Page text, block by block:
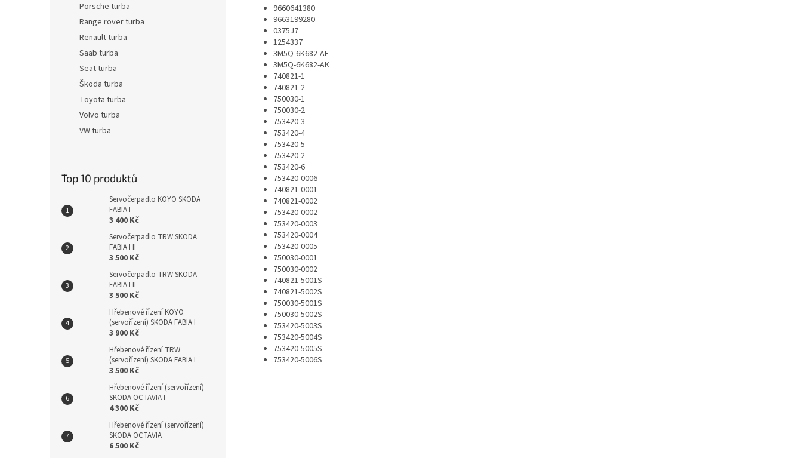
Porsche turba
Range rover turba
Renault turba
Saab turba
Seat turba
Škoda turba
Toyota turba
Volvo turba
VW turba
Top 10 produktů
Servočerpadlo KOYO SKODA
FABIA I
3 400 Kč
Servočerpadlo TRW SKODA
FABIA I II
3 500 Kč
Servočerpadlo TRW SKODA
FABIA I II
3 500 Kč
Hřebenové řízení KOYO
(servořízení) SKODA FABIA I
3 900 Kč
Hřebenové řízení TRW
(servořízení) SKODA FABIA I
3 500 Kč
Hřebenové řízení (servořízení)
SKODA OCTAVIA I
4 300 Kč
Hřebenové řízení (servořízení)
SKODA OCTAVIA
6 500 Kč
9660641380
9663199280
0375J7
1254337
3M5Q-6K682-AF
3M5Q-6K682-AK
740821-1
740821-2
750030-1
750030-2
753420-3
753420-4
753420-5
753420-2
753420-6
753420-0006
740821-0001
740821-0002
753420-0002
753420-0003
753420-0004
753420-0005
750030-0001
750030-0002
740821-5001S
740821-5002S
750030-5001S
750030-5002S
753420-5003S
753420-5004S
753420-5005S
753420-5006S